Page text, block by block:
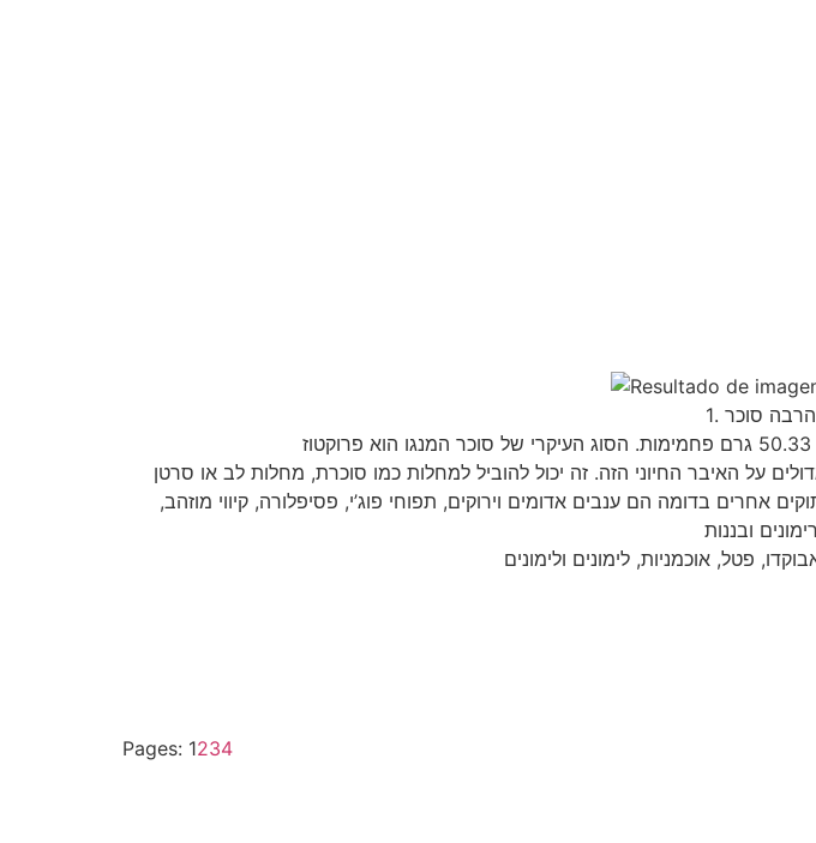
הרבה סוכר
אחרים בדומה הם ענבים אדומים וירוקים, תפוחי פוג’י, פסיפלורה, קיווי מוזהב,
Pages: 1234